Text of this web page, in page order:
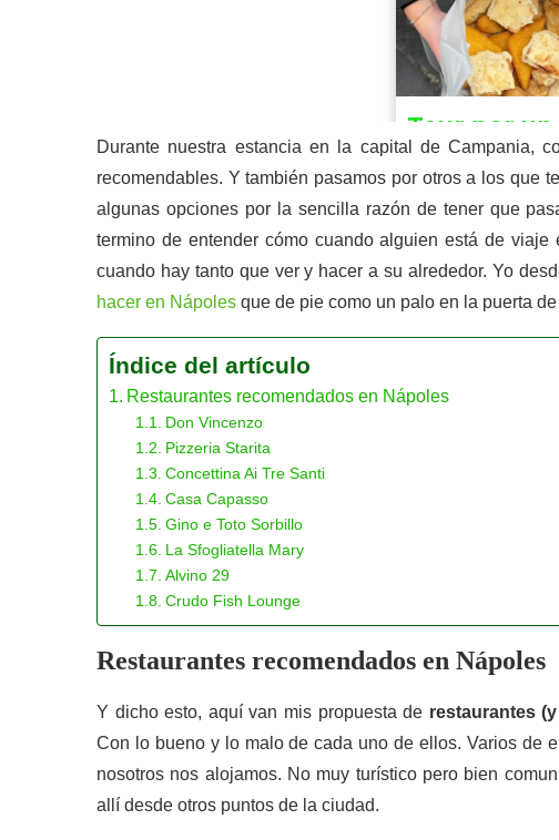
Durante nuestra estancia en la capital de Campania,
recomendables. Y también pasamos por otros a los que
algunas opciones por la sencilla razón de tener que
termino de entender cómo cuando alguien está de
cuando hay tanto que ver y hacer a su alrededor. Yo
hacer en Nápoles que de pie como un palo en la puerta
Índice del artículo
Restaurantes recomendados en Nápoles
Don Vincenzo
Pizzeria Starita
Concettina Ai Tre Santi
Casa Capasso
Gino e Toto Sorbillo
La Sfogliatella Mary
Alvino 29
Crudo Fish Lounge
Restaurantes recomendados en Nápoles
Y dicho esto, aquí van mis propuesta de restaurantes
Con lo bueno y lo malo de cada uno de ellos. Varios de
nosotros nos alojamos. No muy turístico pero bien
allí desde otros puntos de la ciudad.